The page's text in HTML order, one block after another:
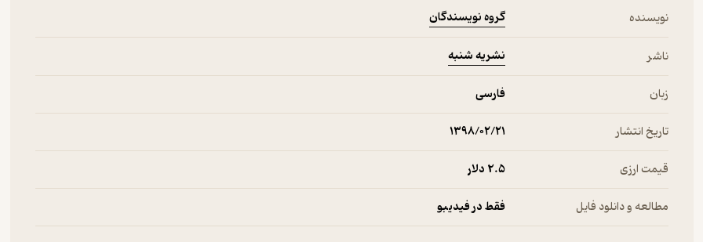
نویسنده گروه نویسندگان
ناشر نشریه شنبه
زبان فارسی
تاریخ انتشار ۱۳۹۸/۰۲/۲۱
قیمت ارزی 2.۵ دلار
مطالعه و دانلود فایل فقط در فیدیبو